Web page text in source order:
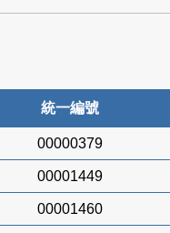
統一編號
00000379
00001449
00001460